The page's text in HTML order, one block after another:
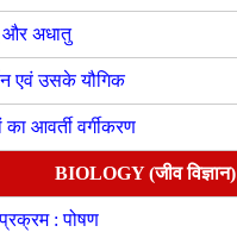
और अधातु
एवं उसके यौगिक
का आवर्ती वर्गीकरण
BIOLOGY (जीव विज्ञान)
: पोषण